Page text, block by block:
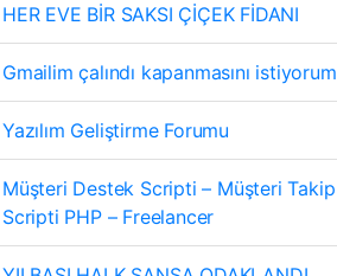
HER EVE BİR SAKSI ÇİÇEK FİDANI
Gmailim çalındı kapanmasını istiyorum
Yazılım Geliştirme Forumu
Müşteri Destek Scripti – Müşteri Takip
Scripti PHP – Freelancer